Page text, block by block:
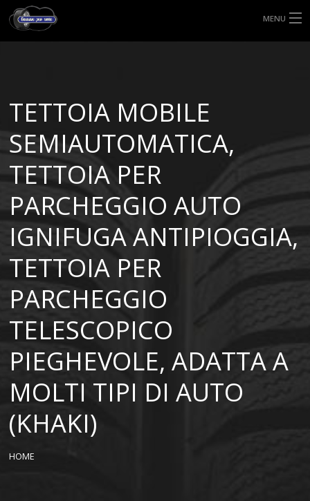
MENU
MISURE GOMME
BLOG
SHOP
TETTOIA MOBILE
SEMIAUTOMATICA,
TETTOIA PER
PARCHEGGIO AUTO
IGNIFUGA ANTIPIOGGIA,
TETTOIA PER
PARCHEGGIO
TELESCOPICO
PIEGHEVOLE, ADATTA A
MOLTI TIPI DI AUTO
(KHAKI)
HOME